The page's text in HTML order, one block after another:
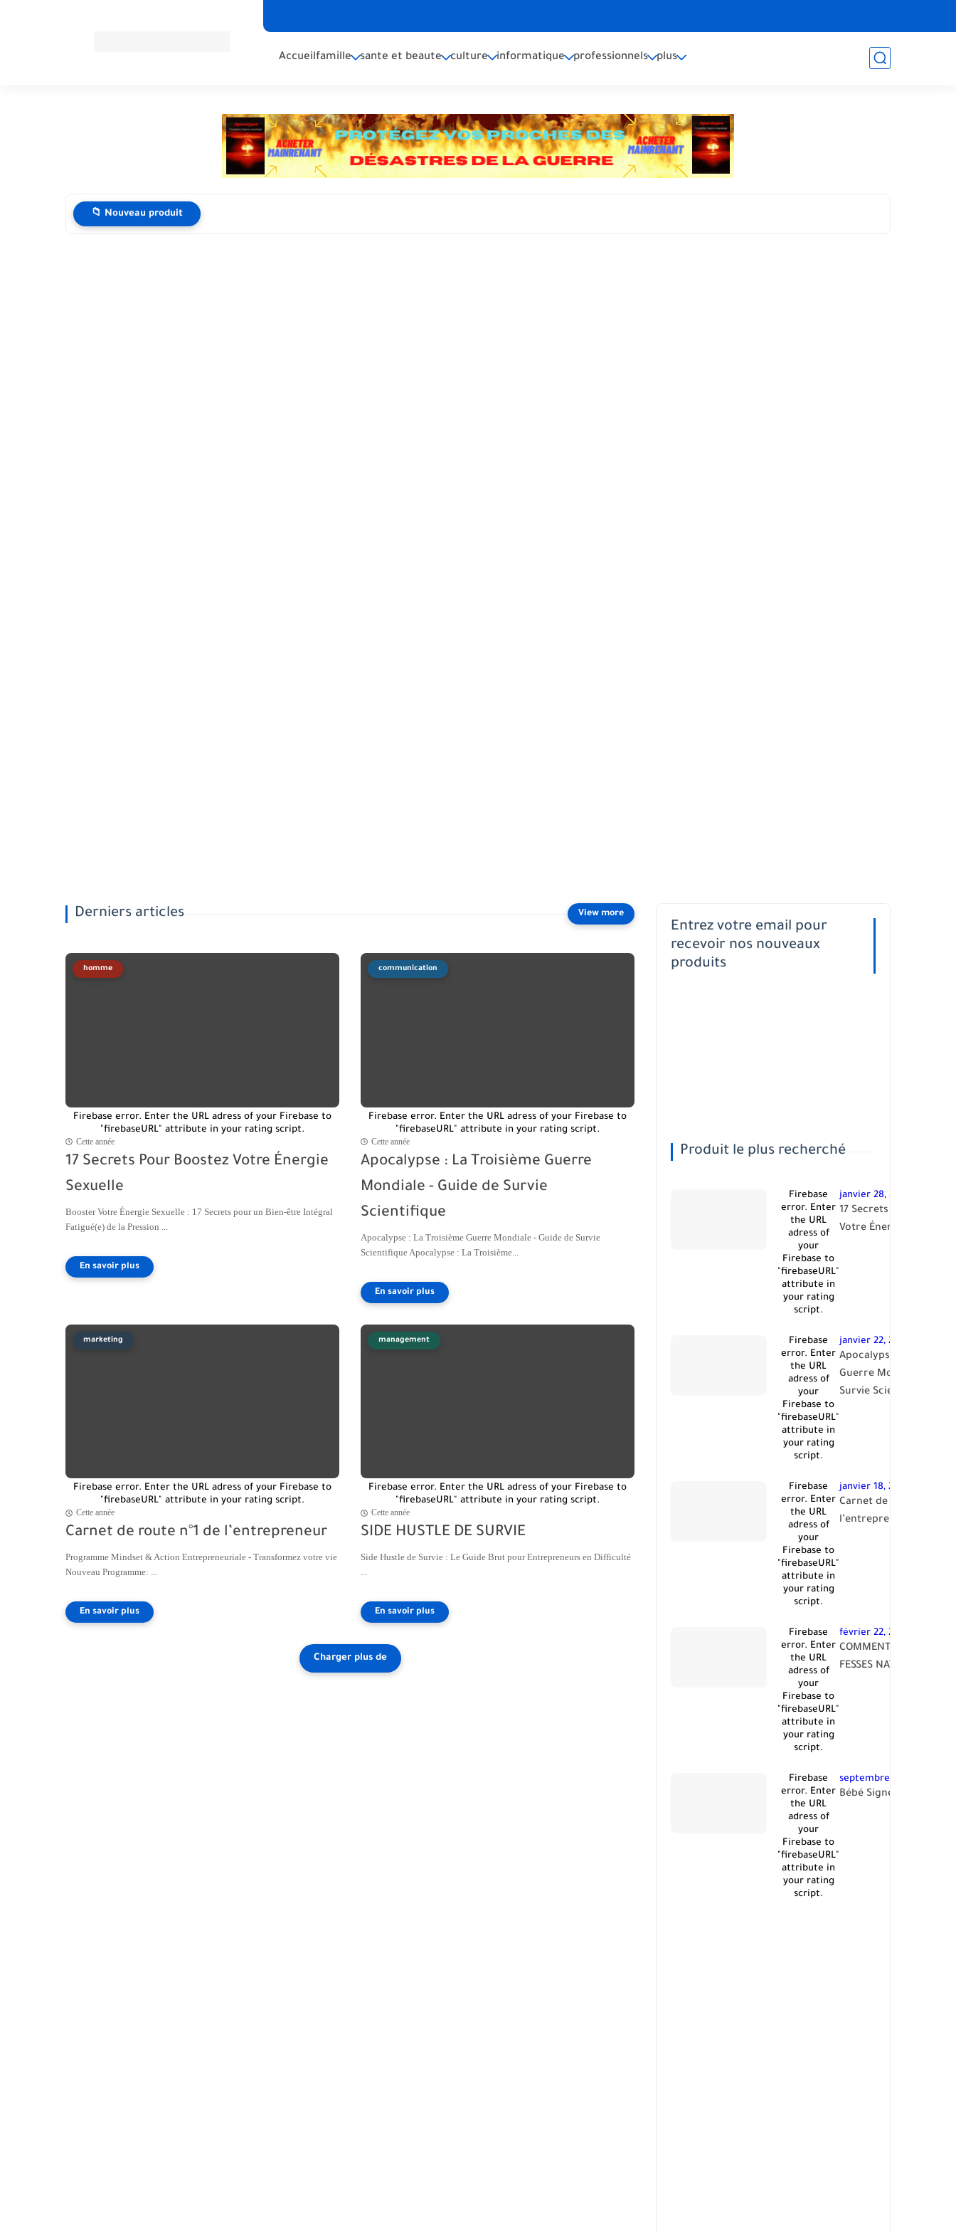
Accueilfamille sante et beaute culture informatique professionnels plus
📁 Nouveau produit
Derniers articles
homme
Firebase error. Enter the URL adress of your Firebase to
"firebaseURL" attribute in your rating script.
Cette année
17 Secrets Pour Boostez Votre Énergie
Sexuelle
Booster Votre Énergie Sexuelle : 17 Secrets pour un Bien-être Intégral
Fatigué(e) de la Pression ...
communication
Firebase error. Enter the URL adress of your Firebase to
"firebaseURL" attribute in your rating script.
Cette année
Apocalypse : La Troisième Guerre
Mondiale - Guide de Survie
Scientifique
Apocalypse : La Troisième Guerre Mondiale - Guide de Survie
Scientifique Apocalypse : La Troisième...
marketing
Firebase error. Enter the URL adress of your Firebase to
"firebaseURL" attribute in your rating script.
Cette année
Carnet de route n°1 de l’entrepreneur
Programme Mindset & Action Entrepreneuriale - Transformez votre vie
Nouveau Programme: ...
management
Firebase error. Enter the URL adress of your Firebase to
"firebaseURL" attribute in your rating script.
Cette année
SIDE HUSTLE DE SURVIE
Side Hustle de Survie : Le Guide Brut pour Entrepreneurs en Difficulté
...
Entrez votre email pour
recevoir nos nouveaux
produits
Produit le plus recherché
Firebase
error. Enter
the URL
adress of
your
Firebase to
"firebaseURL"
attribute in
your rating
script.
janvier 28, 2026
17 Secrets Pour
Votre Énergie Sexuelle
Firebase
error. Enter
the URL
adress of
your
Firebase to
"firebaseURL"
attribute in
your rating
script.
janvier 22, 2026
Apocalypse : La
Guerre Mondiale -
Survie Scientifique
Firebase
error. Enter
the URL
adress of
your
Firebase to
"firebaseURL"
attribute in
your rating
script.
janvier 18, 2026
Carnet de route n°1 de
l’entrepreneur
Firebase
error. Enter
the URL
adress of
your
Firebase to
"firebaseURL"
attribute in
your rating
script.
février 22, 2021
COMMENT GROSSIR DES
FESSES
Firebase
error. Enter
the URL
adress of
your
Firebase to
"firebaseURL"
attribute in
your rating
script.
septembre 14, 2025
Bébé Signe: